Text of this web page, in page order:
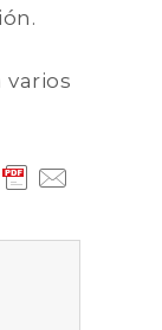
varios